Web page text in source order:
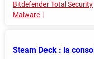
Bitdefender Total Security
Malware
Steam Deck : la